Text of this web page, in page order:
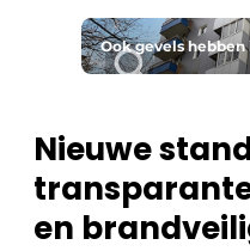
Nieuwsbrief
Podcasts
Vacature
Vacatures
Video’s
De Pen
Architect Aan het
Ook gevels
Nieuwe
en